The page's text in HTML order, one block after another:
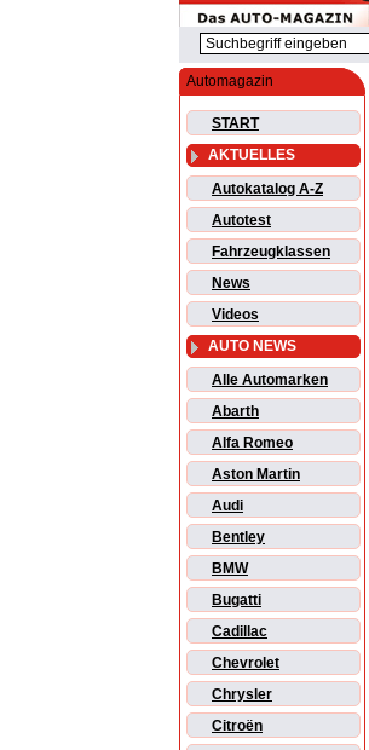
Automagazin
START
AKTUELLES
Autokatalog A-Z
Autotest
Fahrzeugklassen
News
Videos
AUTO NEWS
Alle Automarken
Abarth
Alfa Romeo
Aston Martin
Audi
Bentley
BMW
Bugatti
Cadillac
Chevrolet
Chrysler
Citroën